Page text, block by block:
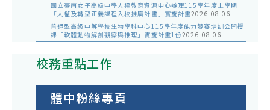
國立臺南女子高級中學人權教育資源中心辦理115學年度上學期
「人權及轉型正義課程入校推廣計畫」實施計畫2026-08-06
普通型高級中等學校生物學科中心115學年度能力競賽培訓公開授
課「軟體動物解剖觀察與推理」實施計畫1份2026-08-06
校務重點工作
體中粉絲專頁